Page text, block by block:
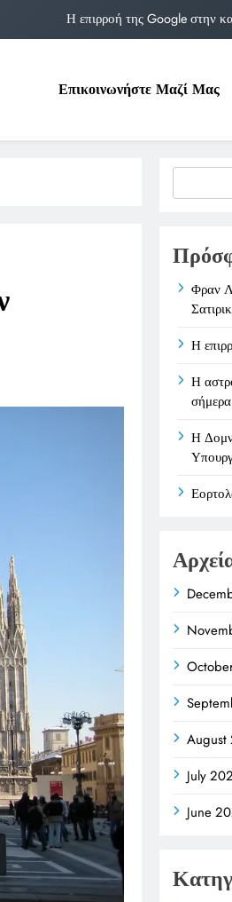
Η επιρροή της Google στην
Μιχαηλίδου και οι Πολιτικές της στο
Η επιρροή της Google στην
Η αστρολογία των Δίδυμων και η
Επικοινωνήστε Μαζί Μας
Φραν
Η
Η
σήμερα
Η
August
July
June